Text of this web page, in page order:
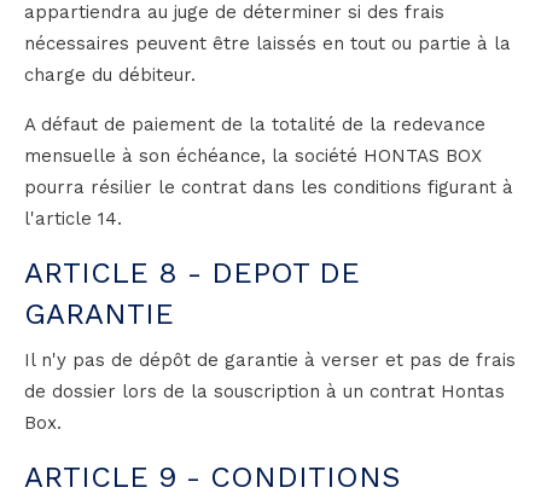
appartiendra au juge de déterminer si des frais
nécessaires peuvent être laissés en tout ou partie à la
charge du débiteur.
A défaut de paiement de la totalité de la redevance
mensuelle à son échéance, la société HONTAS BOX
pourra résilier le contrat dans les conditions figurant à
l'article 14.
ARTICLE 8 - DEPOT DE
GARANTIE
Il n'y pas de dépôt de garantie à verser et pas de frais
de dossier lors de la souscription à un contrat Hontas
Box.
ARTICLE 9 - CONDITIONS